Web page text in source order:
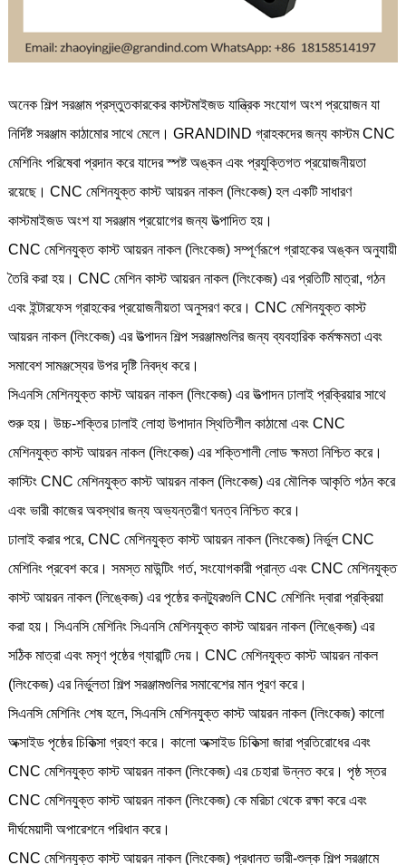
অনেক শিল্প সরঞ্জাম প্রস্তুতকারকের কাস্টমাইজড যান্ত্রিক সংযোগ অংশ প্রয়োজন যা
নির্দিষ্ট সরঞ্জাম কাঠামোর সাথে মেলে। GRANDIND গ্রাহকদের জন্য কাস্টম CNC
মেশিনিং পরিষেবা প্রদান করে যাদের স্পষ্ট অঙ্কন এবং প্রযুক্তিগত প্রয়োজনীয়তা
রয়েছে। CNC মেশিনযুক্ত কাস্ট আয়রন নাকল (লিংকেজ) হল একটি সাধারণ
কাস্টমাইজড অংশ যা সরঞ্জাম প্রয়োগের জন্য উত্পাদিত হয়।
CNC মেশিনযুক্ত কাস্ট আয়রন নাকল (লিংকেজ) সম্পূর্ণরূপে গ্রাহকের অঙ্কন অনুযায়ী
তৈরি করা হয়। CNC মেশিন কাস্ট আয়রন নাকল (লিংকেজ) এর প্রতিটি মাত্রা, গঠন
এবং ইন্টারফেস গ্রাহকের প্রয়োজনীয়তা অনুসরণ করে। CNC মেশিনযুক্ত কাস্ট
আয়রন নাকল (লিংকেজ) এর উত্পাদন শিল্প সরঞ্জামগুলির জন্য ব্যবহারিক কর্মক্ষমতা এবং
সমাবেশ সামঞ্জস্যের উপর দৃষ্টি নিবদ্ধ করে।
সিএনসি মেশিনযুক্ত কাস্ট আয়রন নাকল (লিংকেজ) এর উত্পাদন ঢালাই প্রক্রিয়ার সাথে
শুরু হয়। উচ্চ-শক্তির ঢালাই লোহা উপাদান স্থিতিশীল কাঠামো এবং CNC
মেশিনযুক্ত কাস্ট আয়রন নাকল (লিংকেজ) এর শক্তিশালী লোড ক্ষমতা নিশ্চিত করে।
কাস্টিং CNC মেশিনযুক্ত কাস্ট আয়রন নাকল (লিংকেজ) এর মৌলিক আকৃতি গঠন করে
এবং ভারী কাজের অবস্থার জন্য অভ্যন্তরীণ ঘনত্ব নিশ্চিত করে।
ঢালাই করার পরে, CNC মেশিনযুক্ত কাস্ট আয়রন নাকল (লিংকেজ) নির্ভুল CNC
মেশিনিং প্রবেশ করে। সমস্ত মাউন্টিং গর্ত, সংযোগকারী প্রান্ত এবং CNC মেশিনযুক্ত
কাস্ট আয়রন নাকল (লিঙ্কেজ) এর পৃষ্ঠের কনট্যুরগুলি CNC মেশিনিং দ্বারা প্রক্রিয়া
করা হয়। সিএনসি মেশিনিং সিএনসি মেশিনযুক্ত কাস্ট আয়রন নাকল (লিঙ্কেজ) এর
সঠিক মাত্রা এবং মসৃণ পৃষ্ঠের গ্যারান্টি দেয়। CNC মেশিনযুক্ত কাস্ট আয়রন নাকল
(লিংকেজ) এর নির্ভুলতা শিল্প সরঞ্জামগুলির সমাবেশের মান পূরণ করে।
সিএনসি মেশিনিং শেষ হলে, সিএনসি মেশিনযুক্ত কাস্ট আয়রন নাকল (লিংকেজ) কালো
অক্সাইড পৃষ্ঠের চিকিত্সা গ্রহণ করে। কালো অক্সাইড চিকিত্সা জারা প্রতিরোধের এবং
CNC মেশিনযুক্ত কাস্ট আয়রন নাকল (লিংকেজ) এর চেহারা উন্নত করে। পৃষ্ঠ স্তর
CNC মেশিনযুক্ত কাস্ট আয়রন নাকল (লিংকেজ) কে মরিচা থেকে রক্ষা করে এবং
দীর্ঘমেয়াদী অপারেশনে পরিধান করে।
CNC মেশিনযুক্ত কাস্ট আয়রন নাকল (লিংকেজ) প্রধানত ভারী-শুল্ক শিল্প সরঞ্জামে